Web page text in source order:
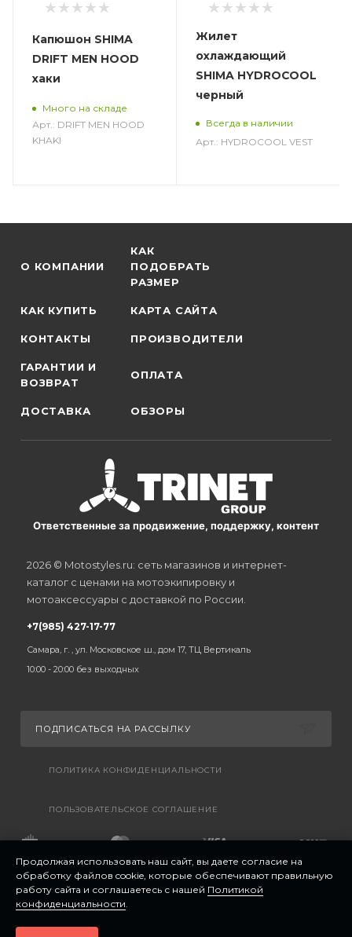
Капюшон SHIMA
DRIFT MEN HOOD
хаки
Много на складе
Арт.: DRIFT MEN HOOD
KHAKI
Жилет
охлаждающий
SHIMA HYDROCOOL
черный
Всегда в наличии
Арт.: HYDROCOOL VEST
О КОМПАНИИ
КАК
ПОДОБРАТЬ
РАЗМЕР
КАК КУПИТЬ КАРТА САЙТА
КОНТАКТЫ ПРОИЗВОДИТЕЛИ
ГАРАНТИИ И
ВОЗВРАТ
ОПЛАТА
ДОСТАВКА ОБЗОРЫ
Ответственные за продвижение, поддержку, контент
2026 © Motostyles.ru: сеть магазинов и интернет-
каталог с ценами на мотоэкипировку и
мотоаксессуары с доставкой по России.
+7(985) 427-17-77
Самара, г. , ул. Московское ш., дом 17, ТЦ Вертикаль
10:00 - 20:00 без выходных
ПОДПИСАТЬСЯ НА РАССЫЛКУ
ПОЛИТИКА КОНФИДЕНЦИАЛЬНОСТИ
ПОЛЬЗОВАТЕЛЬСКОЕ СОГЛАШЕНИЕ
Продолжая использовать наш сайт, вы даете согласие на
обработку файлов cookie, которые обеспечивают правильную
работу сайта и соглашаетесь с нашей Политикой
конфиденциальности.